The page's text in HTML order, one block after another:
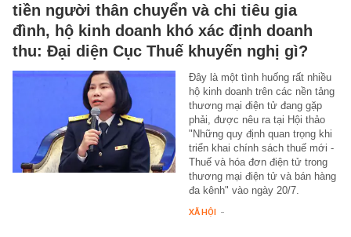
tiền người thân chuyển và chi tiêu gia
đình, hộ kinh doanh khó xác định doanh
thu: Đại diện Cục Thuế khuyến nghị gì?
Đây là một tình huống rất nhiều
hộ kinh doanh trên các nền tảng
thương mại điện tử đang gặp
phải, được nêu ra tại Hội thảo
"Những quy định quan trọng khi
triển khai chính sách thuế mới -
Thuế và hóa đơn điện tử trong
thương mại điện tử và bán hàng
đa kênh" vào ngày 20/7.
XÃ HỘI -